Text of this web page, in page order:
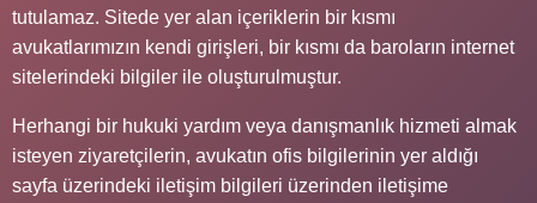
tutulamaz. Sitede yer alan içeriklerin bir kısmı
avukatlarımızın kendi girişleri, bir kısmı da baroların internet
sitelerindeki bilgiler ile oluşturulmuştur.
Herhangi bir hukuki yardım veya danışmanlık hizmeti almak
isteyen ziyaretçilerin, avukatın ofis bilgilerinin yer aldığı
sayfa üzerindeki iletişim bilgileri üzerinden iletişime